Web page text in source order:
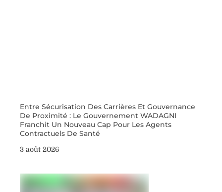
Entre Sécurisation Des Carrières Et Gouvernance
De Proximité : Le Gouvernement WADAGNI
Franchit Un Nouveau Cap Pour Les Agents
Contractuels De Santé
3 août 2026